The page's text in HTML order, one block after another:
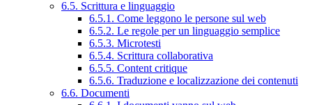
6.5. Scrittura e linguaggio
6.5.1. Come leggono le persone sul web
6.5.2. Le regole per un linguaggio semplice
6.5.3. Microtesti
6.5.4. Scrittura collaborativa
6.5.5. Content critique
6.5.6. Traduzione e localizzazione dei contenuti
6.6. Documenti